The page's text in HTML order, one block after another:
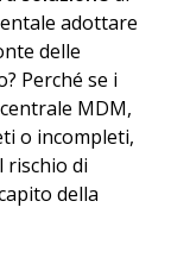
adottare
delle
Perché se i
MDM,
o incompleti,
rischio di
della